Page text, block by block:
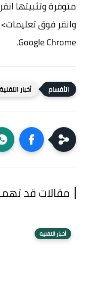
متوفرة وتثبيتها
Google Chrome.
أخبار التقنية
مقالات قد
أخبار التقنية